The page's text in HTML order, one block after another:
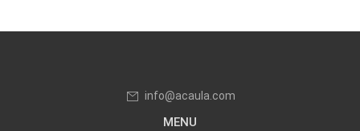
info@acaula.com
MENU